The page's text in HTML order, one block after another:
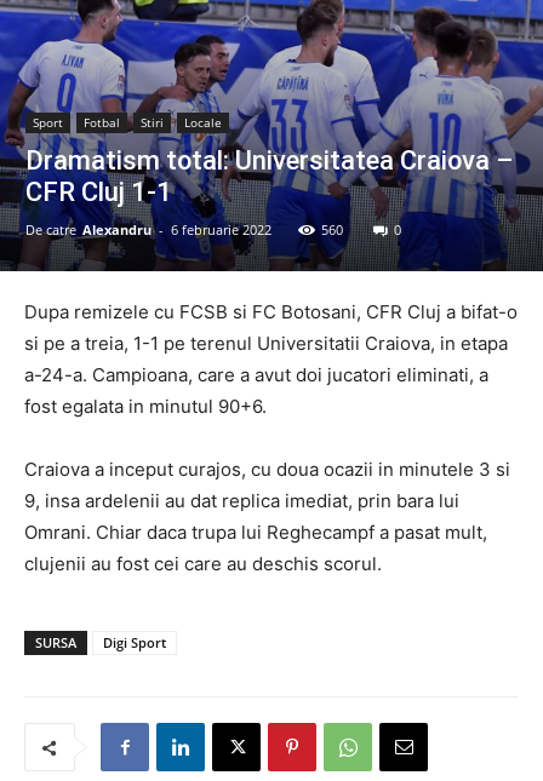
Sport Fotbal Stiri Locale
Dramatism total: Universitatea Craiova –
CFR Cluj 1-1
De catre Alexandru - 6 februarie 2022 560 0
Dupa remizele cu FCSB si FC Botosani, CFR Cluj a bifat-o
si pe a treia, 1-1 pe terenul Universitatii Craiova, in etapa
a-24-a. Campioana, care a avut doi jucatori eliminati, a
fost egalata in minutul 90+6.
Craiova a inceput curajos, cu doua ocazii in minutele 3 si
9, insa ardelenii au dat replica imediat, prin bara lui
Omrani. Chiar daca trupa lui Reghecampf a pasat mult,
clujenii au fost cei care au deschis scorul.
SURSA Digi Sport